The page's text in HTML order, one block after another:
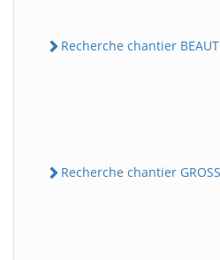
Recherche chantier
Recherche chantier